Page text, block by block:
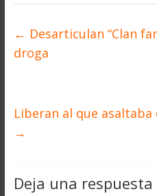
← Desarticulan “Clan
droga
Liberan al que
→
Deja una respuesta